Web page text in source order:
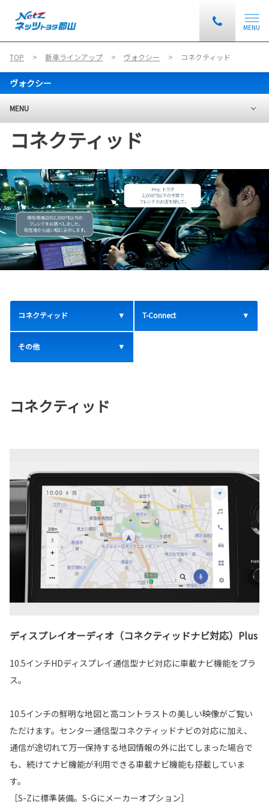
MENU
TOP 新車ラインアップ ヴォクシー コネクティッド
ヴォクシー
MENU
コネクティッド
コネクティッド T-Connect
その他
コネクティッド
ディスプレイオーディオ（コネクティッドナビ対応）Plus
10.5インチHDディスプレイ通信型ナビ対応に車載ナビ機能をプラ
ス。
10.5インチの鮮明な地図と高コントラストの美しい映像がご覧い
ただけます。センター通信型コネクティッドナビの対応に加え、
通信が途切れて万一保持する地図情報の外に出てしまった場合で
も、続けてナビ機能が利用できる車載ナビ機能も搭載していま
す。
［S-Zに標準装備。S-Gにメーカーオプション］